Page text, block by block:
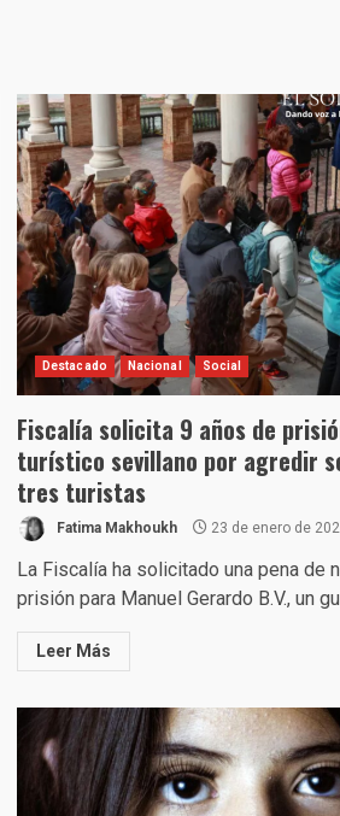
Destacado Nacional Social
Fiscalía solicita 9 años de
turístico sevillano por agredir
tres turistas
Fatima Makhoukh 23 de enero de
La Fiscalía ha solicitado una pena de
prisión para Manuel Gerardo B.V., un
Leer Más